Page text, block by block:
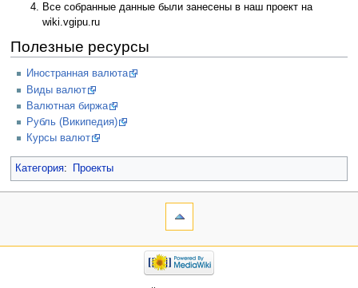
Все собранные данные были занесены в наш проект на
wiki.vgipu.ru
Полезные ресурсы
Иностранная валюта
Виды валют
Валютная биржа
Рубль (Википедия)
Курсы валют
Категория: Проекты